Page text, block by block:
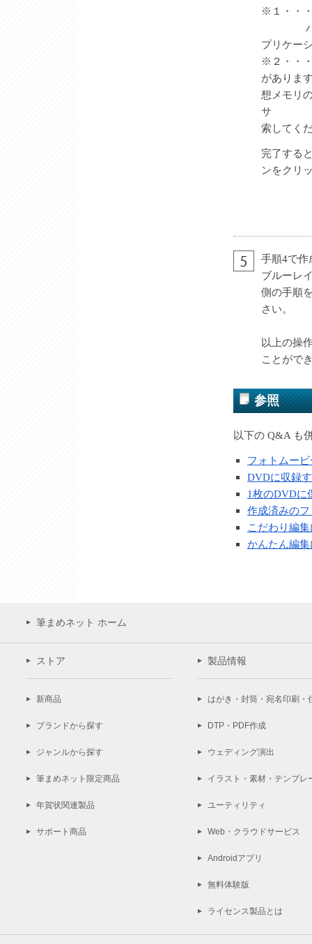
※１・・
パソコ
プリケ
※２・・
があり
想メモリ
サ ポー
索してく
完了する
ンをクリ
手順4で作
ブルーレ
側の手順
さい。
以上の操
ことがで
参照
以下の Q&A も
フォトムー
DVDに収録
1枚のDVDに
作成済みの
こだわり編
かんたん編
筆まめネット ホーム
ストア
新商品
ブランドから探す
ジャンルから探す
筆まめネット限定商品
年賀状関連製品
サポート商品
製品情報
はがき・封筒・宛名印刷・
DTP・PDF作成
ウェディング演出
イラスト・素材・テンプレ
ユーティリティ
Web・クラウドサービス
Androidアプリ
無料体験版
ライセンス製品とは